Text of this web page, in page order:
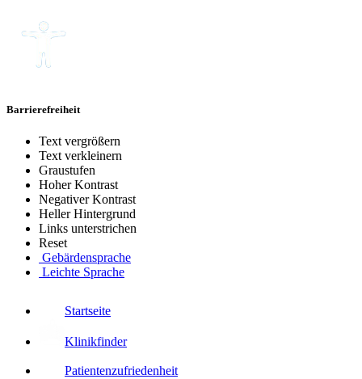
Barrierefreiheit
Text vergrößern
Text verkleinern
Graustufen
Hoher Kontrast
Negativer Kontrast
Heller Hintergrund
Links unterstrichen
Reset
Gebärdensprache
Leichte Sprache
Startseite
Klinikfinder
Patientenzufriedenheit